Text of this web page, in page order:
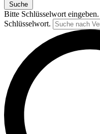
Suche
Bitte Schlüsselwort
Schlüsselwort.